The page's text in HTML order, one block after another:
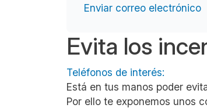
Enviar correo electrónico
Evita los
Teléfonos de interés:
Está en tus manos poder
Por ello te exponemos unos